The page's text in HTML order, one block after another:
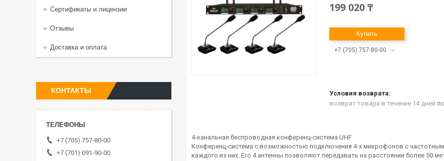
199 020 ₸
Купить
+7 (705) 757-80-00
возврат товара в течение 14 дней
4-канальная беспроводная конференц-система UHF
Конференц-система с возможностью подключения 4-х микрофонов с
каждого из них. Его 4 антенны позволяют передавать на расстоянии более 50
Сертификаты и лицензии
Отзывы
Доставка и оплата
КОНТАКТЫ
+7 (705) 757-80-00
+7 (701) 091-90-00